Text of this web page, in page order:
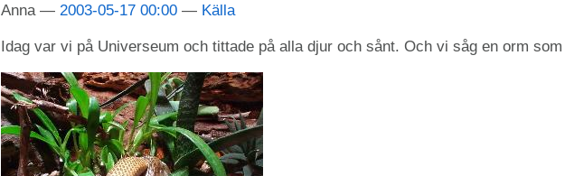
Anna 2003-05-17 00:00 Källa
Idag var vi på Universeum och tittade på alla djur och sånt. Och vi såg en orm som